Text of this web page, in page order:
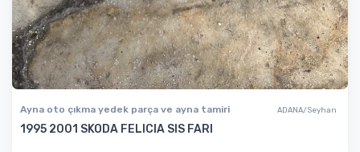
Ayna oto çıkma yedek parça ve ayna tamiri ADANA/Seyhan
1995 2001 SKODA FELICIA SIS FARI